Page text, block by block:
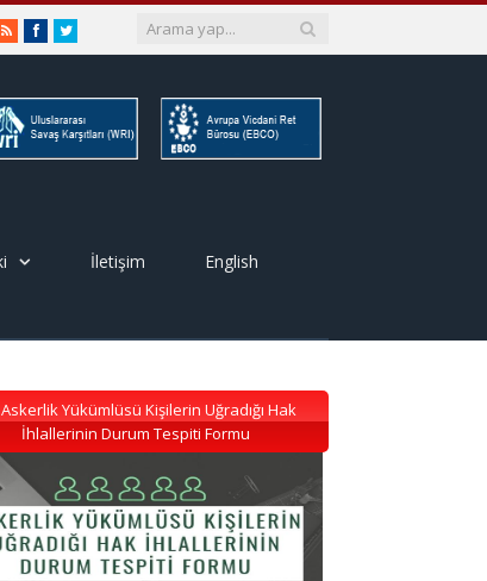
RSSFacebookTwitter
İletişim English
Askerlik Yükümlüsü Kişilerin Uğradığı Hak
İhlallerinin Durum Tespiti Formu